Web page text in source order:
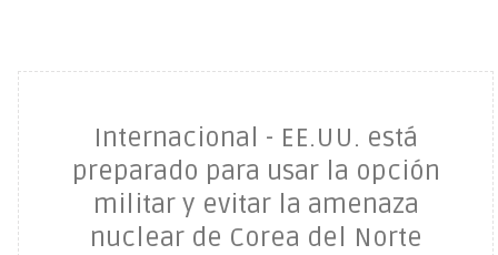
Internacional - EE.UU. está
preparado para usar la opción
militar y evitar la amenaza
nuclear de Corea del Norte